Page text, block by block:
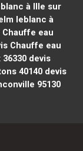
à Ille sur
leblanc à
eau
Chauffe eau
devis
40140 devis
95130